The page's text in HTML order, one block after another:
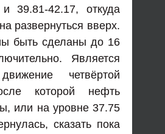
39.81-42.17, откуда
развернуться вверх.
быть сделаны до 16
Является
четвёртой
которой нефть
или на уровне 37.75
сказать пока